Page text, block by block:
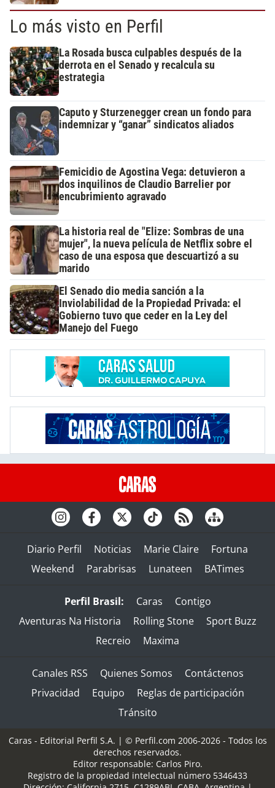
Lo más visto en Perfil
La Rosada busca culpables después de la
derrota en el Senado y recalcula su
estrategia
Caputo y Sturzenegger crean un fondo para
indemnizar y “ganar” sindicatos aliados
Femicidio de Agostina Vega: detuvieron a
dos inquilinos de Claudio Barrelier por
encubrimiento agravado
La historia real de "Elize: Sombras de una
mujer", la nueva película de Netflix sobre el
caso de una esposa que descuartizó a su
marido
El Senado dio media sanción a la
Inviolabilidad de la Propiedad Privada: el
Gobierno tuvo que ceder en la Ley del
Manejo del Fuego
Diario Perfil Noticias Marie Claire
Fortuna
Weekend
Parabrisas Lunateen BATimes
Perfil Brasil: Caras
Contigo
Aventuras Na Historia
Rolling Stone
Sport Buzz
Recreio
Maxima
Canales RSS Quienes Somos
Contáctenos
Privacidad
Equipo
Reglas de participación
Tránsito
Caras - Editorial Perfil S.A. | © Perfil.com 2006-2026 - Todos los
derechos reservados.
Editor responsable: Carlos Piro.
Registro de la propiedad intelectual número 5346433